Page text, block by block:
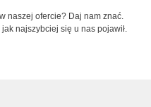
naszej ofercie? Daj nam znać.
jak najszybciej się u nas pojawił.